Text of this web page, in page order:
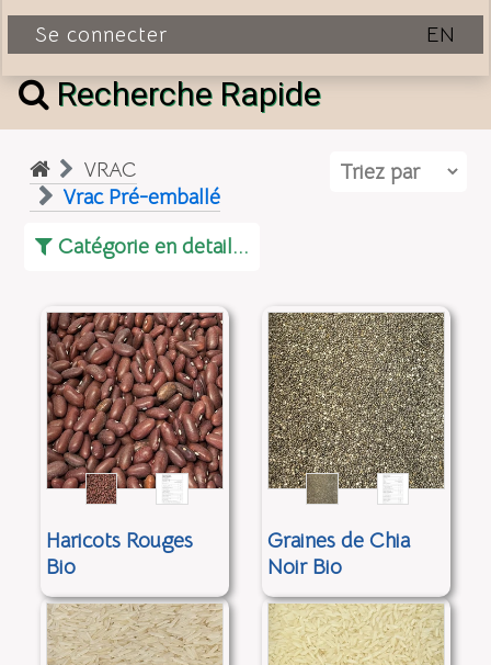
Se connecter EN
Recherche Rapide
VRAC
Vrac Pré-emballé
Catégorie en detail...
Haricots Rouges
Bio
Graines de Chia
Noir Bio